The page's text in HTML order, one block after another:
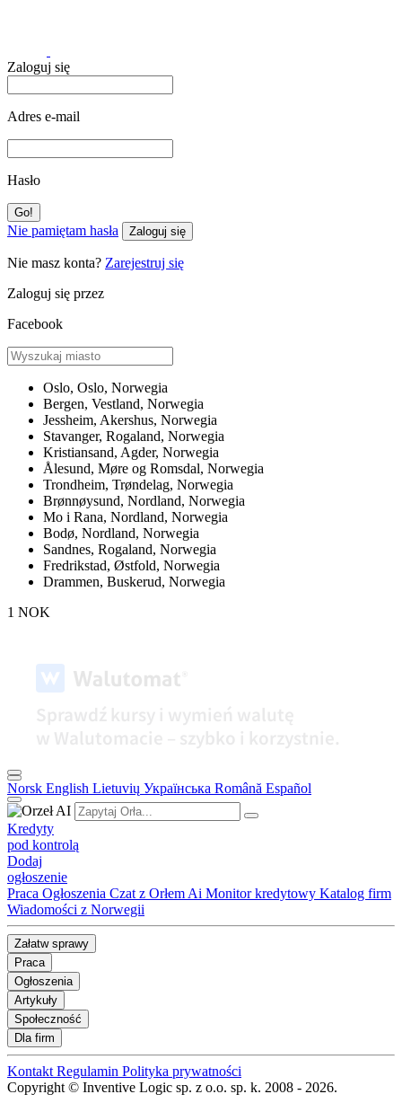
Zaloguj się
Adres e-mail
Hasło
Nie pamiętam hasła Zaloguj się
Nie masz konta? Zarejestruj się
Zaloguj się przez
Facebook
Oslo, Oslo, Norwegia
Bergen, Vestland, Norwegia
Jessheim, Akershus, Norwegia
Stavanger, Rogaland, Norwegia
Kristiansand, Agder, Norwegia
Ålesund, Møre og Romsdal, Norwegia
Trondheim, Trøndelag, Norwegia
Brønnøysund, Nordland, Norwegia
Mo i Rana, Nordland, Norwegia
Bodø, Nordland, Norwegia
Sandnes, Rogaland, Norwegia
Fredrikstad, Østfold, Norwegia
Drammen, Buskerud, Norwegia
1 NOK
Norsk English Lietuvių Українська Română Español
Kredyty
pod kontrolą
Dodaj
ogłoszenie
Praca Ogłoszenia Czat z Orłem Ai Monitor kredytowy Katalog firm
Wiadomości z Norwegii
Załatw sprawy
Praca
Ogłoszenia
Artykuły
Społeczność
Dla firm
Kontakt Regulamin Polityka prywatności
Copyright © Inventive Logic sp. z o.o. sp. k. 2008 - 2026.